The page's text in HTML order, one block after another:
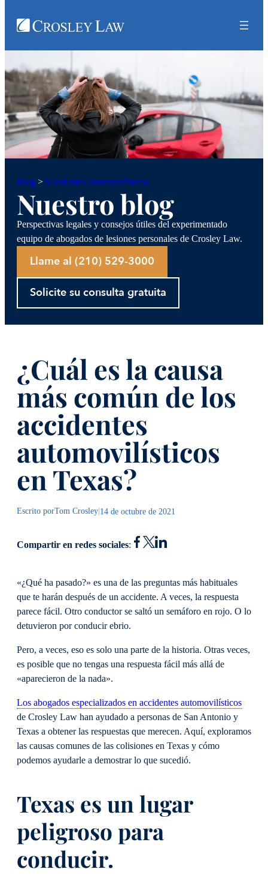
Blog >Accidentes automovilísticos
Nuestro blog
Perspectivas legales y consejos útiles del experimentado
equipo de abogados de lesiones personales de Crosley Law.
Llame al (210) 529-3000
Solicite su consulta gratuita
¿Cuál es la causa
más común de los
accidentes
automovilísticos
en Texas?
Escrito porTom Crosley|14 de octubre de 2021
Compartir en redes sociales:
«¿Qué ha pasado?» es una de las preguntas más habituales
que te harán después de un accidente. A veces, la respuesta
parece fácil. Otro conductor se saltó un semáforo en rojo. O lo
detuvieron por conducir ebrio.
Pero, a veces, eso es solo una parte de la historia. Otras veces,
es posible que no tengas una respuesta fácil más allá de
«aparecieron de la nada».
Los abogados especializados en accidentes automovilísticos
de Crosley Law han ayudado a personas de San Antonio y
Texas a obtener las respuestas que merecen. Aquí, exploramos
las causas comunes de las colisiones en Texas y cómo
podemos ayudarle a demostrar lo que sucedió.
Texas es un lugar
peligroso para
conducir.